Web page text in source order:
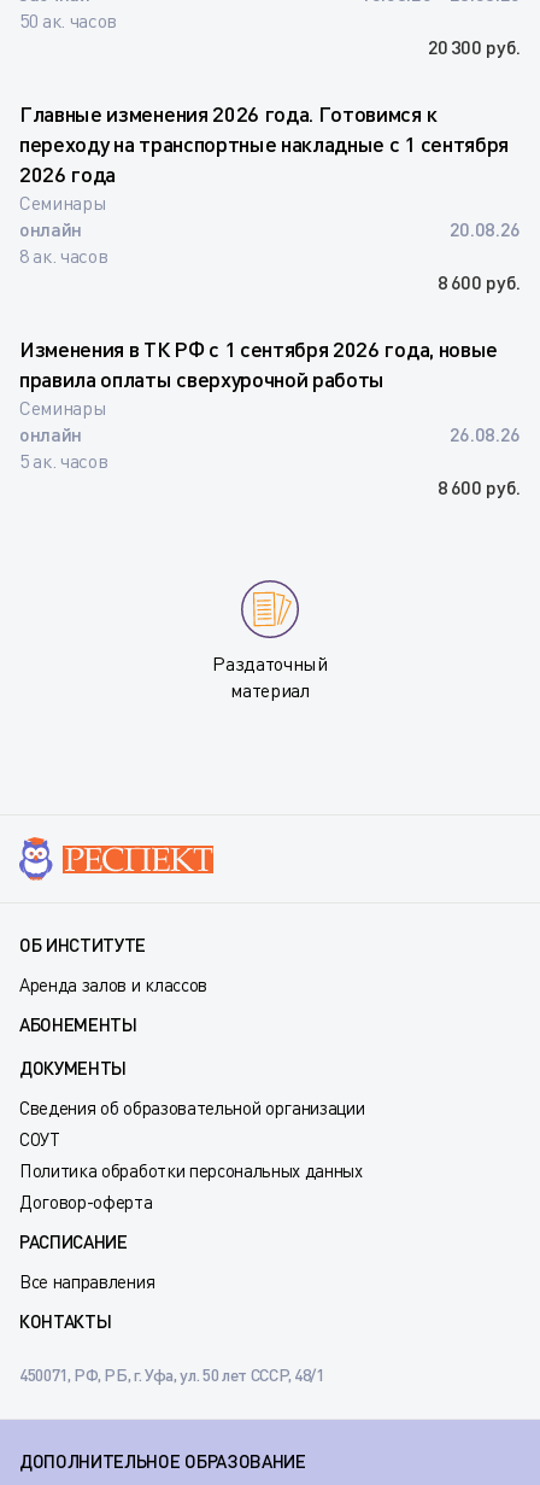
50 ак. часов
20 300 руб.
Главные изменения 2026 года. Готовимся к
переходу на транспортные накладные с 1 сентября
2026 года
Семинары
онлайн
8 ак. часов
20.08.26
8 600 руб.
Изменения в ТК РФ с 1 сентября 2026 года, новые
правила оплаты сверхурочной работы
Семинары
онлайн
5 ак. часов
26.08.26
8 600 руб.
Раздаточный
материал
ОБ ИНСТИТУТЕ
Аренда залов и классов
АБОНЕМЕНТЫ
ДОКУМЕНТЫ
Сведения об образовательной организации
СОУТ
Политика обработки персональных данных
Договор-оферта
РАСПИСАНИЕ
Все направления
КОНТАКТЫ
450071, РФ, РБ, г. Уфа, ул. 50 лет СССР, 48/1
ДОПОЛНИТЕЛЬНОЕ ОБРАЗОВАНИЕ